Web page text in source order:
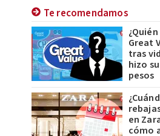
Te recomendamos
Great
tras
hizo
pesos
en
cómo